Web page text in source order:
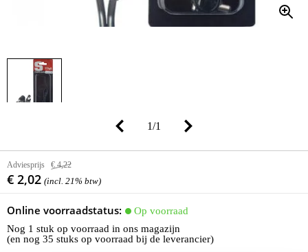
1/1
Adviesprijs € 4,22
€ 2,02 (incl. 21% btw)
Online voorraadstatus:
Op voorraad
Nog 1 stuk op voorraad in ons magazijn
(en nog 35 stuks op voorraad bij de leverancier)